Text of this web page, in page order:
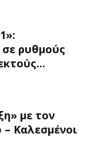
ρυθμούς
με τον
Καλεσμένοι